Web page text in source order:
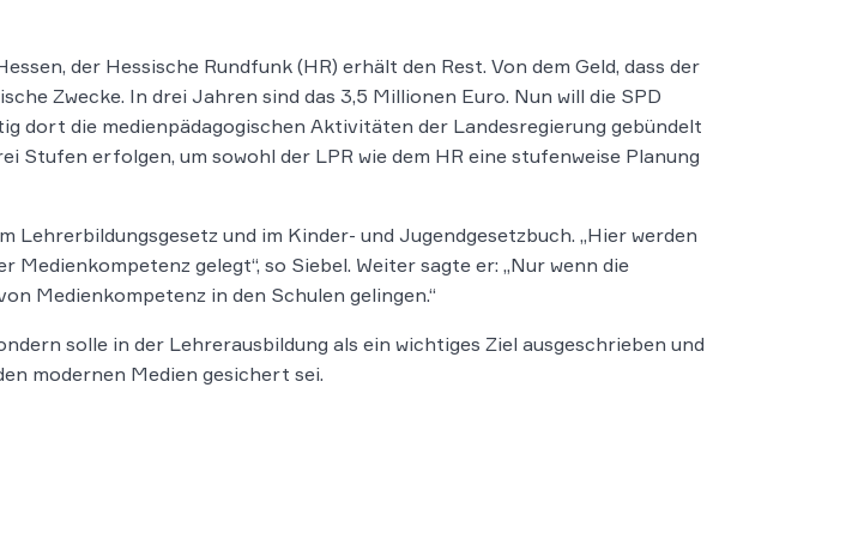
der Hessische Rundfunk (HR) erhält den Rest. Von dem Geld, dass der
Zwecke. In drei Jahren sind das 3,5 Millionen Euro. Nun will die SPD
dort die medienpädagogischen Aktivitäten der Landesregierung gebündelt
Stufen erfolgen, um sowohl der LPR wie dem HR eine stufenweise Planung
und im Kinder- und Jugendgesetzbuch. „Hier werden
gelegt“, so Siebel. Weiter sagte er: „Nur wenn die
Medienkompetenz in den Schulen gelingen.“
solle in der Lehrerausbildung als ein wichtiges Ziel ausgeschrieben und
modernen Medien gesichert sei.